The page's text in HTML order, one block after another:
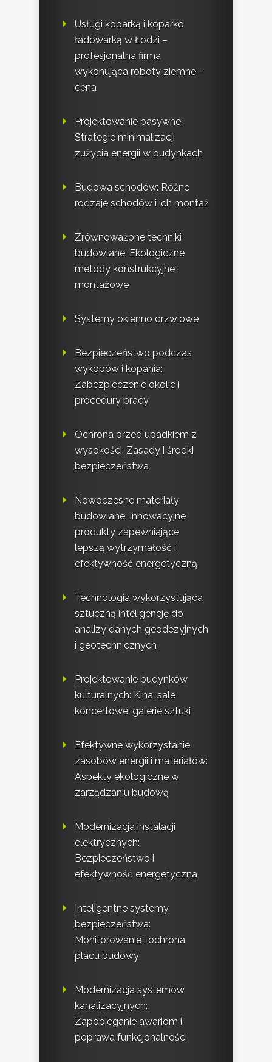
Usługi koparką i koparko
ładowarką w Łodzi –
profesjonalna firma
wykonująca roboty ziemne –
cena
Projektowanie pasywne:
Strategie minimalizacji
zużycia energii w budynkach
Budowa schodów: Różne
rodzaje schodów i ich montaż
Zrównoważone techniki
budowlane: Ekologiczne
metody konstrukcyjne i
montażowe
Systemy okienno drzwiowe
Bezpieczeństwo podczas
wykopów i kopania:
Zabezpieczenie okolic i
procedury pracy
Ochrona przed upadkiem z
wysokości: Zasady i środki
bezpieczeństwa
Nowoczesne materiały
budowlane: Innowacyjne
produkty zapewniające
lepszą wytrzymałość i
efektywność energetyczną
Technologia wykorzystująca
sztuczną inteligencję do
analizy danych geodezyjnych
i geotechnicznych
Projektowanie budynków
kulturalnych: Kina, sale
koncertowe, galerie sztuki
Efektywne wykorzystanie
zasobów energii i materiałów:
Aspekty ekologiczne w
zarządzaniu budową
Modernizacja instalacji
elektrycznych:
Bezpieczeństwo i
efektywność energetyczna
Inteligentne systemy
bezpieczeństwa:
Monitorowanie i ochrona
placu budowy
Modernizacja systemów
kanalizacyjnych:
Zapobieganie awariom i
poprawa funkcjonalności